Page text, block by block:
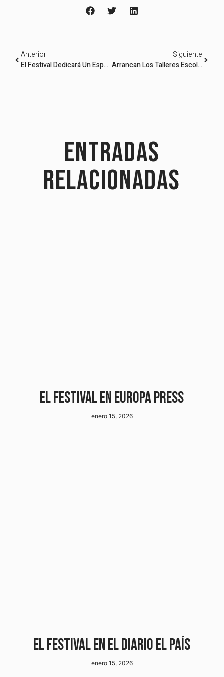
Anterior
El Festival Dedicará Un Espacio Al Kurdistan
Siguiente
Arrancan Los Talleres Escolares Sobre Fotoperiodismo Y Justicia Global
Entradas
relacionadas
EL FESTIVAL EN EUROPA PRESS
enero 15, 2026
EL FESTIVAL EN EL DIARIO EL PAÍS
enero 15, 2026